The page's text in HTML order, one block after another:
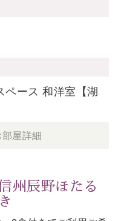
ペース 和洋室【湖
部屋詳細
州辰野ほたる